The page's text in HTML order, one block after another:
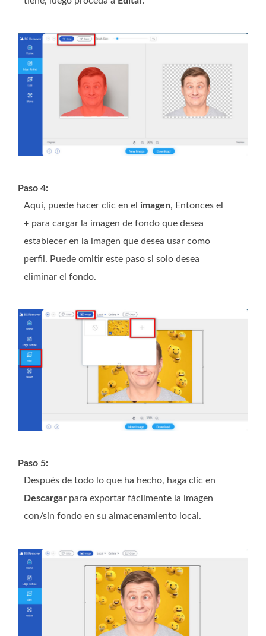
Paso 4:
Aquí, puede hacer clic en el imagen, Entonces el
+ para cargar la imagen de fondo que desea
establecer en la imagen que desea usar como
perfil. Puede omitir este paso si solo desea
eliminar el fondo.
Paso 5:
Después de todo lo que ha hecho, haga clic en
Descargar para exportar fácilmente la imagen
con/sin fondo en su almacenamiento local.